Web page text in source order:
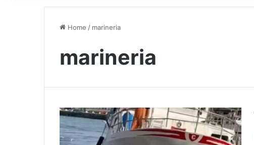
Home / marineria
marineria